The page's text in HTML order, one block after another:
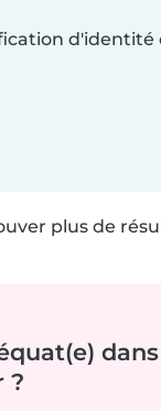
d'identité
plus de
?